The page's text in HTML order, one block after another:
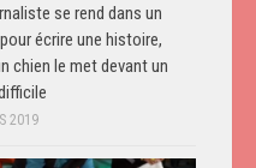
se rend dans un
écrire une histoire,
chien le met devant un
2019